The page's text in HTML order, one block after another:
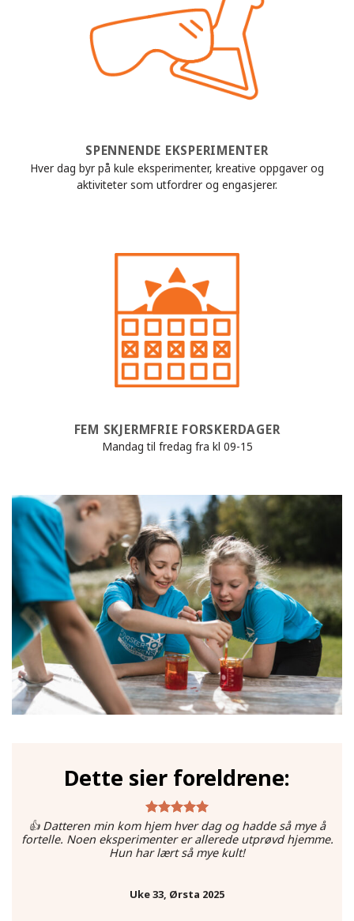
SPENNENDE EKSPERIMENTER
Hver dag byr på kule eksperimenter, kreative oppgaver og
aktiviteter som utfordrer og engasjerer.
FEM SKJERMFRIE FORSKERDAGER
Mandag til fredag fra kl 09-15
Dette sier foreldrene:
👍 Datteren min kom hjem hver dag og hadde så mye å
fortelle. Noen eksperimenter er allerede utprøvd hjemme.
Hun har lært så mye kult!
Uke 33, Ørsta 2025